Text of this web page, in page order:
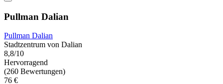
Pullman Dalian
Pullman Dalian
Stadtzentrum von Dalian
8,8/10
Hervorragend
(260 Bewertungen)
76 €